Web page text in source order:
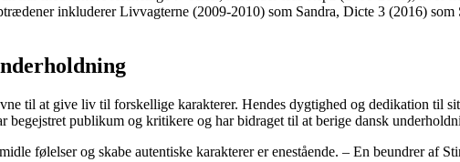
inkluderer Livvagterne (2009-2010) som Sandra, Dicte 3 (2016)
til at give liv til forskellige karakterer. Hendes dygtighed og dedikation til
publikum og kritikere og har bidraget til at berige dansk
følelser og skabe autentiske karakterer er enestående. – En beundrer af